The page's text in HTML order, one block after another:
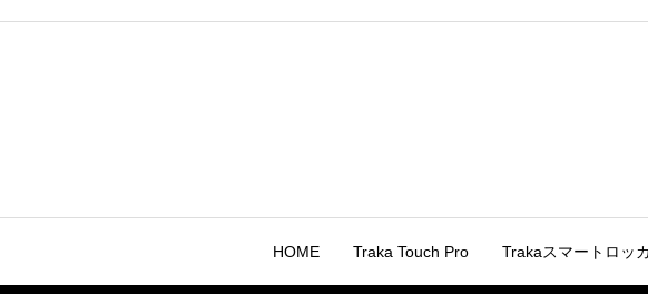
HOME Traka Touch Pro Trakaスマートロッ